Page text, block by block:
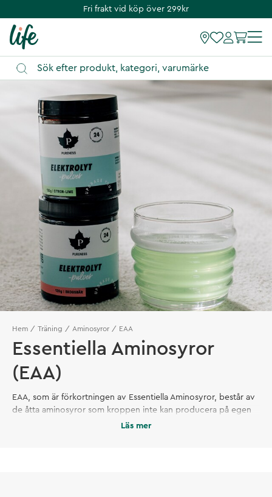
Fri frakt vid köp över 299kr
Hem Träning Aminosyror EAA
Essentiella Aminosyror
(EAA)
EAA, som är förkortningen av Essentiella Aminosyror, består av
de åtta aminosyror som kroppen inte kan producera på egen
hand och som måste tillföras genom kosten. EAA har en kraftfull
Läs mer